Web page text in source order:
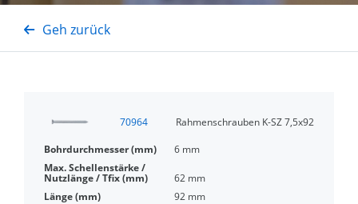
Geh zurück
70964
Rahmenschrauben K-SZ 7,5x92
6 mm
62 mm
92 mm